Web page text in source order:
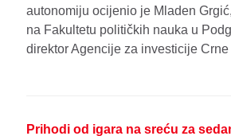
autonomiju ocijenio je Mladen
na Fakultetu političkih nauka u
direktor Agencije za investicije Crne
Prihodi od igara na sreću za